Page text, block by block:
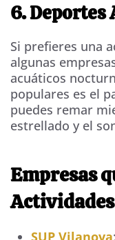
6. Deportes
Si prefieres una
algunas
acuáticos
populares es el
puedes remar
estrellado y el
Empresas